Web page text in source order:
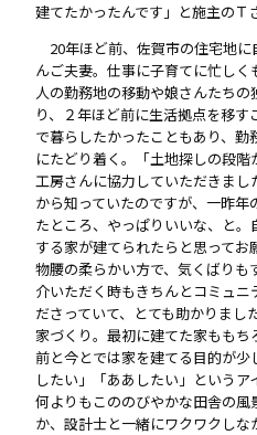
建てたかったんです」と施主のＴ
20年ほど前、佐賀市の住宅地
んご夫妻。仕事に子育てに忙し
人の勤務地の移動や娘さんたち
り、２年ほど前に生活拠点を移
で暮らしたかったこともあり、
にたどり着く。「土地探しの段
工房さんに協力していただきま
から知っていたのですが、一昨
たところ、やっぱりいいな、と
する家が建てられたらと思って
物腰の柔らかい方で、気くばり
介いただく時もきちんとコミュニ
ださっていて、とても助かりまし
家づくり。最初に建てた家ももち
前と今とでは家を建てる目的が少
したい」「ああしたい」というア
何よりもこののびやかな田舎の風
か、設計士と一緒にワクワクしな